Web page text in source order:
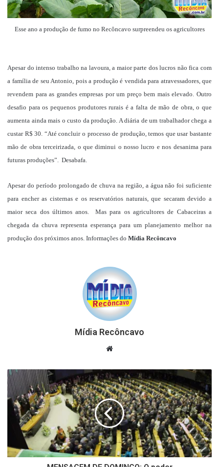
Esse ano a produção de fumo no Recôncavo surpreendeu os agricultores
Apesar do intenso trabalho na lavoura, a maior parte dos lucros não fica com
a família de seu Antonio, pois a produção é vendida para atravessadores, que
revendem para as grandes empresas por um preço bem mais elevado. Outro
desafio para os pequenos produtores rurais é a falta de mão de obra, o que
aumenta ainda mais o custo da produção. A diária de um trabalhador chega a
custar R$ 30. “Até concluir o processo de produção, temos que usar bastante
mão de obra terceirizada, o que diminui o nosso lucro e nos desanima para
futuras produções”. Desabafa.
Apesar do período prolongado de chuva na região, a água não foi suficiente
para encher as cisternas e os reservatórios naturais, que secaram devido a
maior seca dos últimos anos.
Mas para os agricultores de Cabaceiras a
chegada da chuva representa esperança para um planejamento melhor na
produção dos próximos anos. Informações do Mídia Recôncavo
Mídia Recôncavo
Website